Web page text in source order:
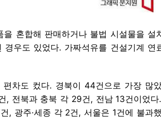
혼합해 판매하거나 불법 시설물을 설
우도 있었다. 가짜석유를 건설기계 연
차도 컸다. 경북이 44건으로 가장 많
전북과 충북 각 29건, 전남 13건이었
, 광주·세종 각 2건, 서울은 1건에 불과